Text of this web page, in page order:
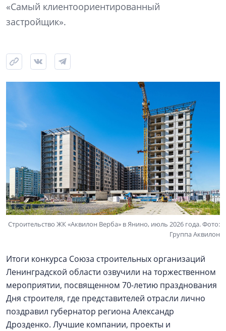
«Самый клиентоориентированный
застройщик».
Строительство ЖК «Аквилон Верба» в Янино, июль 2026 года. Фото:
Группа Аквилон
Итоги конкурса Союза строительных организаций
Ленинградской области озвучили на торжественном
мероприятии, посвященном 70-летию празднования
Дня строителя, где представителей отрасли лично
поздравил губернатор региона Александр
Дрозденко. Лучшие компании, проекты и